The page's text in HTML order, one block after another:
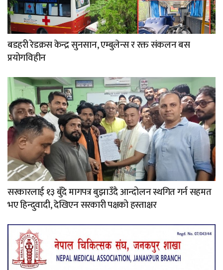
बडहरी रेडक्रस केन्द्र सुनसान, एम्बुलेन्स र रक्त संकलन बस
प्रयोगविहीन
सरकारलाई १३ बुँदे मागपत्र बुझाउँदै आन्दोलन स्थगित गर्न सहमत
भए हिन्दुवादी, देखिएन सरकारी पक्षको हस्ताक्षर